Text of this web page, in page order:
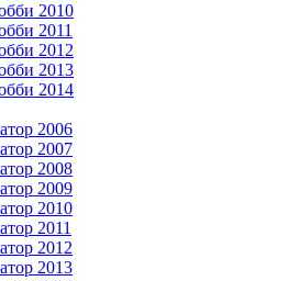
2010
2011
2012
2013
2014
2006
2007
2008
2009
2010
2011
2012
2013